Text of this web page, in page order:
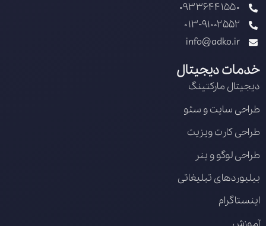
09336441550
013-91002552
info@adko.ir
خدمات دیجیتال
دیجیتال مارکتینگ
طراحی سایت و سئو
طراحی کارت ویزیت
طراحی لوگو و بنر
بیلبوردهای تبلیغاتی
اینستاگرام